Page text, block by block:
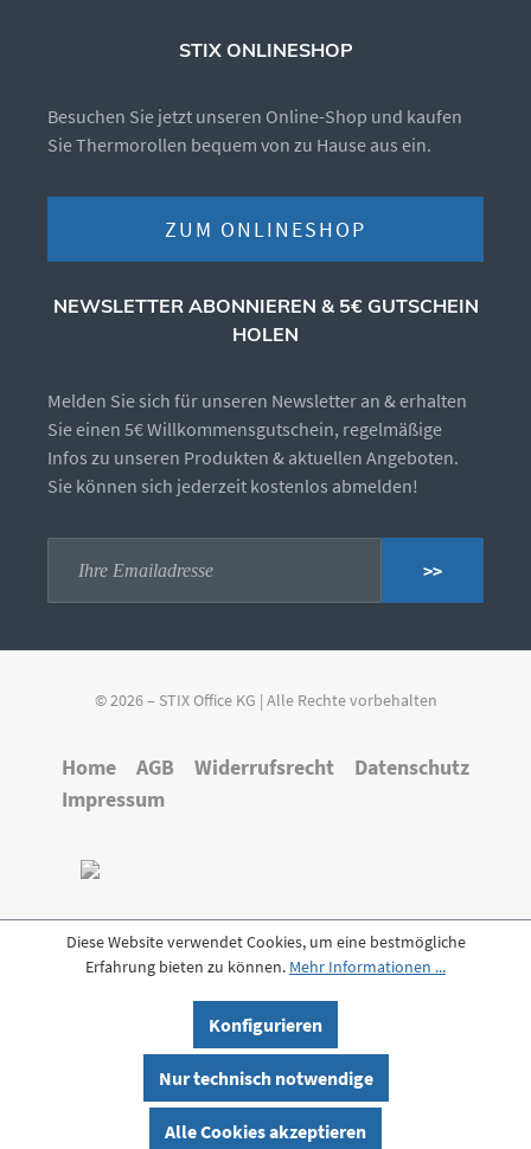
STIX ONLINESHOP
Besuchen Sie jetzt unseren Online-Shop und kaufen
Sie Thermorollen bequem von zu Hause aus ein.
ZUM ONLINESHOP
NEWSLETTER ABONNIEREN & 5€ GUTSCHEIN
HOLEN
Melden Sie sich für unseren Newsletter an & erhalten
Sie einen 5€ Willkommensgutschein, regelmäßige
Infos zu unseren Produkten & aktuellen Angeboten.
Sie können sich jederzeit kostenlos abmelden!
>>
© 2026 – STIX Office KG | Alle Rechte vorbehalten
Home AGB Widerrufsrecht
Datenschutz
Impressum
Diese Website verwendet Cookies, um eine bestmögliche
Erfahrung bieten zu können. Mehr Informationen ...
Nur technisch notwendige
Konfigurieren
Alle Cookies akzeptieren